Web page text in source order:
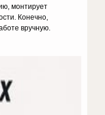
монтирует
Конечно,
вручную.